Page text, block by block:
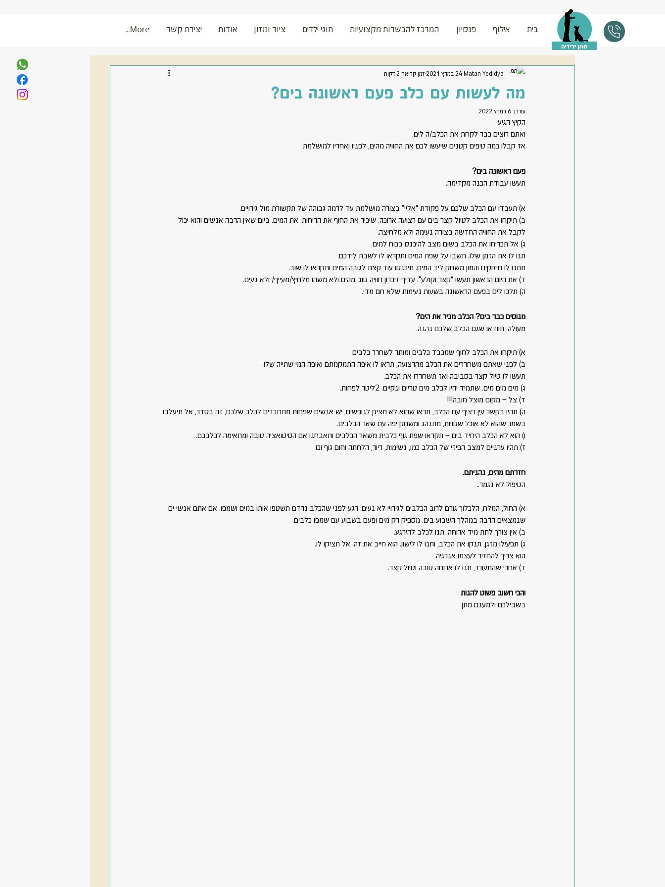
בית אילוף פנסיון המרכז להכשרות מקצועיות חוגי ילדים ציוד ומזון אודות יצירת קשר More...
מה לעשות עם כלב פעם ראשונה בים?
Matan Yedidya 24 במרץ 2021 זמן קריאה 2 דקות
עודכן: 6 במרץ 2022
הקיץ הגיע
ואתם רוצים כבר לקחת את הכלב/ה לים.
אז קבלו כמה טיפים קטנים שיעשו לכם את החוויה מהים, לפניו ואחריו למושלמת.
פעם ראשונה בים?
תעשו עבודת הכנה מקדימה.
א) תעבדו עם הכלב שלכם על פקודת “אליי” בצורה מושלמת עד לרמה גבוהה של תקשורת מול גירויים.
ב) תיקחו את הכלב לטיול קצר בים עם רצועה ארוכה. שיכיר את החוף את הריחות. את המים. ביום שאין הרבה אנשים והוא יכול
לקבל את החוויה החדשה בצורה נעימה ולא מלחיצה.
ג) אל תכריחו את הכלב בשום מצב להיכנס בכוח למים.
תנו לו את הזמן שלו. תשבו על שפת המים ותקראו לו לשבת לידכם.
תתנו לו חיזוקים והמון משחק ליד המים. תיכנסו עוד קצת לגובה המים ותקראו לו שוב.
ד) את היום הראשון תעשו “קצר וקולע”. עדיף זיכרון חוויה טוב מהים ולא משהו מלחיץ/מעייף/ ולא נעים.
ה) תלכו לים בפעם הראשונה בשעות נעימות שלא חם מדי.
מנוסים כבר בים? הכלב מכיר את הים?
מעולה. תוודאו שגם הכלב שלכם נהנה.
א) תיקחו את הכלב לחוף שמכבד כלבים ומותר לשחרר כלבים
ב) לפני שאתם משחררים את הכלב מהרצועה, תראו לו איפה התמקמתם ואיפה המי שתייה שלו.
תעשו לו טיול קצר בסביבה ואז תשחררו את הכלב.
ג) מים מים מים. שתמיד יהיו לכלב מים טריים ונקיים. 2ליטר לפחות.
ד) צל – מקום מוצל חובה!!!
ה) תהיו בקשר עין רציף עם הכלב, תראו שהוא לא מציק לנופשים, יש אנשים שפחות מתחברים לכלב שלכם, זה בסדר, אל תיעלבו
בשמו. שהוא לא אוכל שטויות, מתנהג ומשחק יפה עם שאר הכלבים.
ו) הוא לא הכלב היחיד בים – תקראו שפת גוף כלבית משאר הכלבים ותאבחנו אם הסיטואציה טובה ומתאימה לכלבכם.
ז) תהיו ערניים למצב הפיזי של הכלב כמו, נשימות, ריור, הלחתה וחום גוף וכו
חזרתם מהים, נהניתם.
הטיפול לא נגמר..
א) החול, המלח, הלכלוך גורם לרוב הכלבים לגירויי לא נעים. רגע לפני שהכלב נרדם תשטפו אותו במים ושמפו. אם אתם אנשי ים
שנמצאים הרבה במהלך השבוע בים. מספיק רק מים ופעם בשבוע עם שמפו כלבים.
ב) אין צורך לתת מיד ארוחה. תנו לכלב להירגע.
ג) תפעילו מזגן, תנקו את הכלב, ותנו לו לישון. הוא חייב את זה. אל תציקו לו.
הוא צריך להחזיר לעצמו אנרגיה.
ד) אחרי שהתעורר, תנו לו ארוחה טובה וטיול קצר.
והכי חשוב פשוט להנות
בשבילכם ולמענם מתן